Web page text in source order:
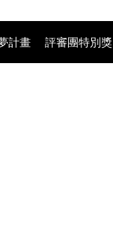
計畫 評審團特別獎